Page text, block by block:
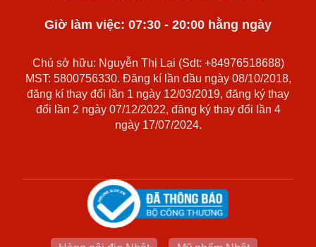
Giờ làm việc: 07:30 - 20:00 hằng ngày
Chủ sở hữu: Nguyễn Thị Lại (Sdt: +84976518688)
MST: 5800756330. Đăng kí lần đầu ngày 08/10/2018,
đăng kí thay đổi lần 1 ngày 12/03/2019, đăng ký thay
đổi lần 2 ngày 07/12/2022, đăng ký thay đổi lần 4
ngày 17/07/2024.